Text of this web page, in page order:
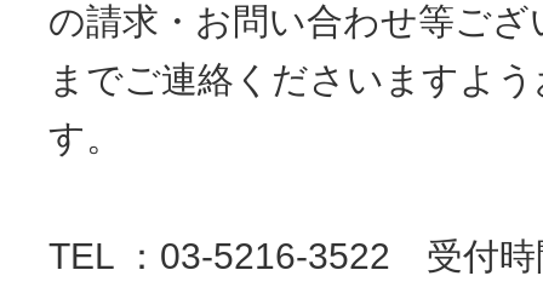
の請求・お問い合わせ等ご
までご連絡くださいますよ
す。
TEL ：03-5216-3522 受付時